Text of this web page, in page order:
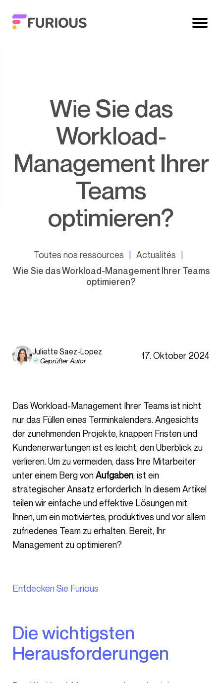
Wie Sie das
Workload-
Management Ihrer
Teams
optimieren?
Toutes nos ressources
Actualités
Wie Sie das Workload-Management Ihrer Teams
optimieren?
Juliette Saez-Lopez
Geprüfter Autor 17. Oktober 2024
Das Workload-Management Ihrer Teams ist nicht
nur das Füllen eines Terminkalenders. Angesichts
der zunehmenden Projekte, knappen Fristen und
Kundenerwartungen ist es leicht, den Überblick zu
verlieren. Um zu vermeiden, dass Ihre Mitarbeiter
unter einem Berg vonAufgaben, ist ein
strategischer Ansatz erforderlich. In diesem Artikel
teilen wir einfache und effektive Lösungen mit
Ihnen, um ein motiviertes, produktives und vor allem
zufriedenes Team zu erhalten. Bereit, Ihr
Management zu optimieren?
Entdecken Sie Furious
Die wichtigsten
Herausforderungen